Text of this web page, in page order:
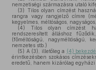
nemzetiségi származásra utaló
(3) Tilos olyan címzést
rangra vagy rangjelző címre
kegyelmes, méltóságos,
(4) Tilos olyan címzést
rendszeresített álláshoz
(főméltóságú, nagyméltóságú,
nemzetes stb.)
(5) A (3), illetőleg a (4)
érintkezésben szokásos
eredetű, hanem kizárólag egyházi